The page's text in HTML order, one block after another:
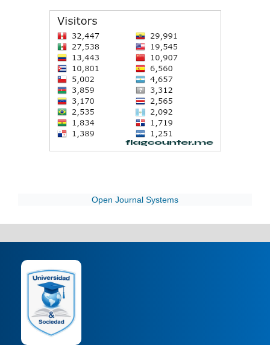
Open Journal Systems